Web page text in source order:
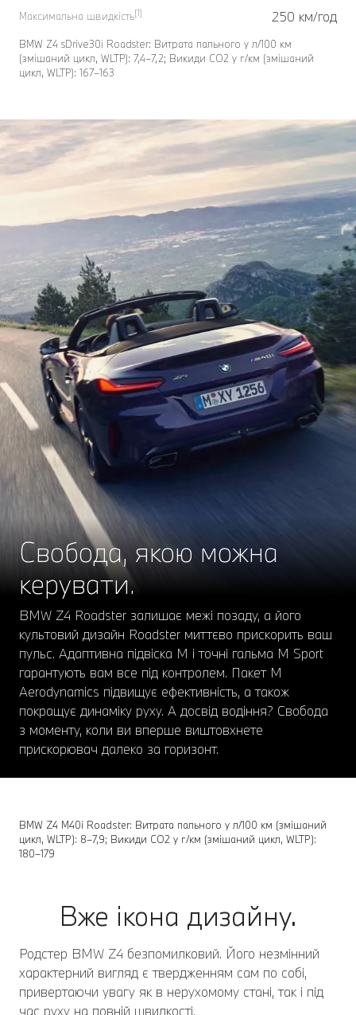
Максимальна швидкість[1] 250 км/год
BMW Z4 sDrive30i Roadster: Витрата пального у л/100 км
(змішаний цикл, WLTP): 7,4–7,2; Викиди СО2 у г/км (змішаний
цикл, WLTP): 167–163
Свобода, якою можна
керувати.
BMW Z4 Roadster залишає межі позаду, а його
культовий дизайн Roadster миттєво прискорить ваш
пульс. Адаптивна підвіска M і точні гальма M Sport
гарантують вам все під контролем. Пакет M
Aerodynamics підвищує ефективність, а також
покращує динаміку руху. А досвід водіння? Свобода
з моменту, коли ви вперше виштовхнете
прискорювач далеко за горизонт.
BMW Z4 M40i Roadster: Витрата пального у л/100 км (змішаний
цикл, WLTP): 8–7,9; Викиди СО2 у г/км (змішаний цикл, WLTP):
180–179
Вже ікона дизайну.
Родстер BMW Z4 безпомилковий. Його незмінний
характерний вигляд є твердженням сам по собі,
привертаючи увагу як в нерухомому стані, так і під
час руху на повній швидкості.